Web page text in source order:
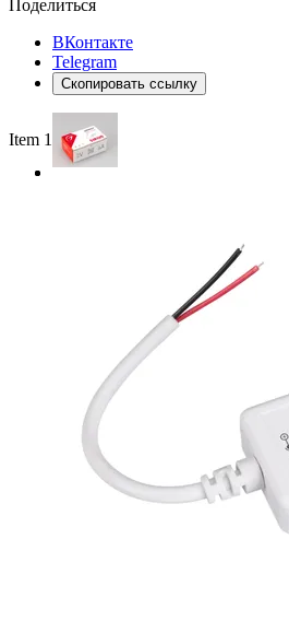
Поделиться
ВКонтакте
Telegram
Скопировать ссылку
Item 1 of 2